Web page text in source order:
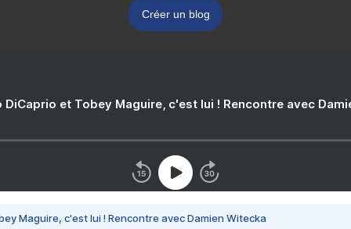
Créer un blog
DiCaprio et Tobey Maguire, c'est lui ! Rencontre avec
Maguire, c'est lui ! Rencontre avec Damien Witecka